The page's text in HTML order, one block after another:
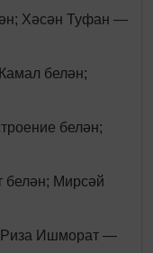
Хәсән Туфан —
белән;
белән;
белән; Мирсәй
Ишморат —